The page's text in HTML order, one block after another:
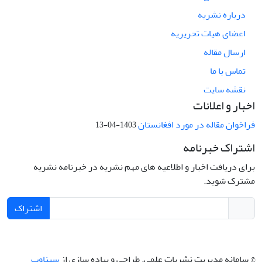
درباره نشریه
اعضای هیات تحریریه
ارسال مقاله
تماس با ما
نقشه سایت
اخبار و اعلانات
فراخوان مقاله در مورد افغانستان1403-04-13
اشتراک خبرنامه
برای دریافت اخبار و اطلاعیه های مهم نشریه در خبرنامه نشریه
مشترک شوید.
اشتراک